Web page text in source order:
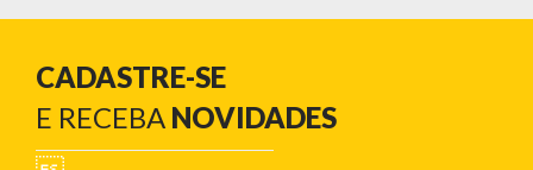
CADASTRE-SE
E RECEBA NOVIDADES